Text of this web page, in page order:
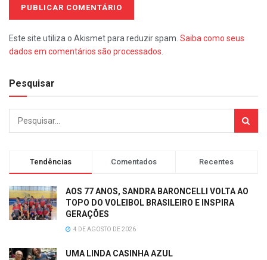
Este site utiliza o Akismet para reduzir spam. Saiba como seus
dados em comentários são processados
Pesquisar
Tendências Comentados Recentes
AOS 77 ANOS, SANDRA BARONCELLI VOLTA AO
TOPO DO VOLEIBOL BRASILEIRO E INSPIRA
GERAÇÕES
4 DE AGOSTO DE 2026
UMA LINDA CASINHA AZUL